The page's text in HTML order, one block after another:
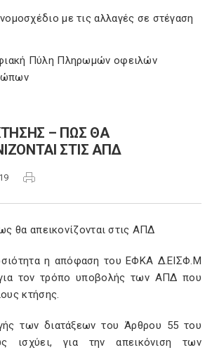
με τις αλλαγές σε στέγαση
Πύλη Πληρωμών οφειλών
– ΠΩΣ ΘΑ
ΣΤΙΣ ΑΠΔ
θα απεικονίζονται στις ΑΠΔ
η απόφαση του ΕΦΚΑ Δ.ΕΙΣΦ.Μ
τον τρόπο υποβολής των ΑΠΔ που
κτήσης.
των διατάξεων του Άρθρου 55 του
ισχύει, για την απεικόνιση των